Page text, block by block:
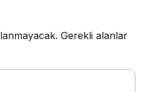
Gerekli alanlar